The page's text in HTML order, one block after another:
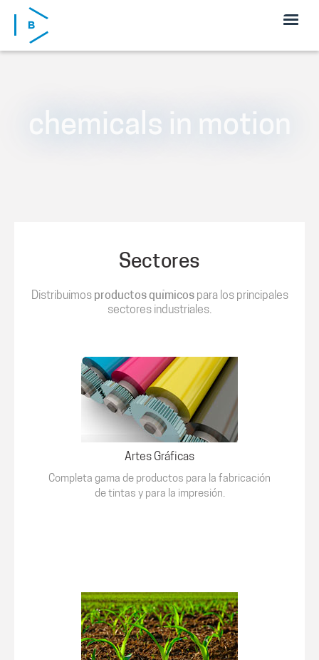
Pasar al contenido principal
chemicals in motion
Sectores
Distribuimos productos químicospara los principales
sectores industriales.
Artes Gráficas
Completa gama de productos para la fabricación
de tintas y para la impresión.